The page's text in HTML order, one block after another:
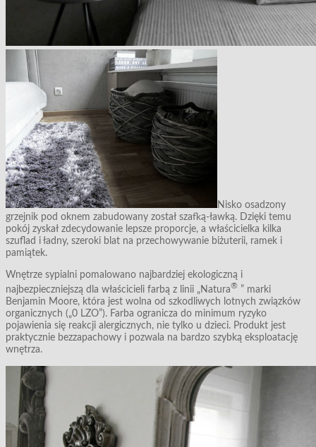
Nisko osadzony
grzejnik pod oknem zabudowany został szafką-ławką. Dzięki temu
pokój zyskał zdecydowanie lepsze proporcje, a właścicielka kilka
szuflad i ładny, szeroki blat na przechowywanie biżuterii, ramek i
pamiątek.
Wnętrze sypialni pomalowano najbardziej ekologiczną i
najbezpieczniejszą dla właścicieli farbą z linii „Natura® ” marki
Benjamin Moore, która jest wolna od szkodliwych lotnych związków
organicznych („0 LZO”). Farba ogranicza do minimum ryzyko
pojawienia się reakcji alergicznych, nie tylko u dzieci. Produkt jest
praktycznie bezzapachowy i pozwala na bardzo szybką eksploatację
wnętrza.